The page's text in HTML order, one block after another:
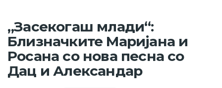
„Засекогаш млади“:
Близначките Маријана и
Росана со нова песна со
Дац и Александар